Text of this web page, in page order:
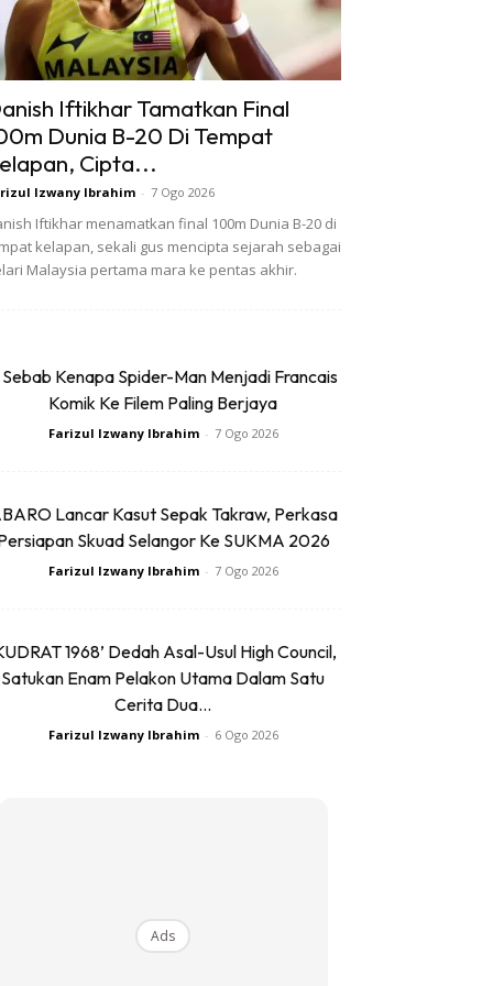
Iftikhar Tamatkan Final
Dunia B-20 Di Tempat
Cipta...
Izwany Ibrahim - 7 Ogo 2026
Iftikhar menamatkan final 100m Dunia B-20 di
kelapan, sekali gus mencipta sejarah sebagai
Malaysia pertama mara ke pentas akhir.
Kenapa Spider-Man Menjadi Francais
Komik Ke Filem Paling Berjaya
Farizul Izwany Ibrahim - 7 Ogo 2026
Lancar Kasut Sepak Takraw, Perkasa
Skuad Selangor Ke SUKMA 2026
Farizul Izwany Ibrahim - 7 Ogo 2026
1968’ Dedah Asal-Usul High Council,
Satukan Enam Pelakon Utama Dalam Satu
Cerita Dua...
Farizul Izwany Ibrahim - 6 Ogo 2026
Ads